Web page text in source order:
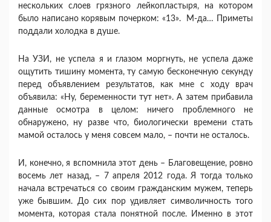
нескольких слоев грязного лейкопластыря, на котором
было написано корявым почерком: «13». М-да… Приметы
поддали холодка в душе.
На УЗИ, не успела я и глазом моргнуть, не успела даже
ощутить тишину момента, ту самую бесконечную секунду
перед объявлением результатов, как мне с ходу врач
объявила: «Ну, беременности тут нет». А затем прибавила
данные осмотра в целом: ничего проблемного не
обнаружено, ну разве что, биологически времени стать
мамой осталось у меня совсем мало, – почти не осталось.
И, конечно, я вспомнила этот день – Благовещение, ровно
восемь лет назад, – 7 апреля 2012 года. Я тогда только
начала встречаться со своим гражданским мужем, теперь
уже бывшим. До сих пор удивляет символичность того
момента, которая стала понятной после. Именно в этот